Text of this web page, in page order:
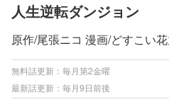
人生逆転ダンジョン
原作/尾張ニコ 漫画/どすこい
無料話更新：毎月第2金曜
最新話更新：毎月9日前後